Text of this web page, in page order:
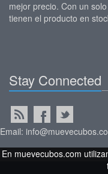
mejor precio. Con un
tienen el producto en
Stay Connected
Email:
En muevecubos.com